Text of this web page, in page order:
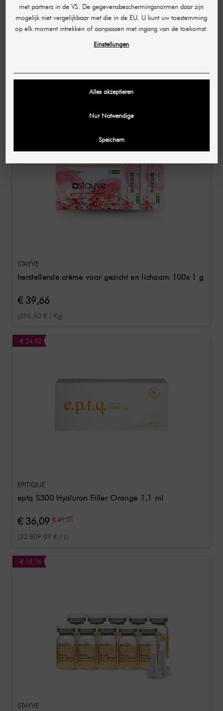
€ 3,04 € 6,09
STAYVE
herstellende crème voor gezicht en lichaam 100x 1 g
€ 39,66
(396,60 € / Kg)
-€ 24,92
EPITIQUE
eptq S300 Hyaluron Filler Orange 1,1 ml
€ 36,09 € 61,01
(32.809,09 € / L)
-€ 15,76
STAYVE
met partners in de VS. De gegevensbeschermingsnormen daar zijn
mogelijk niet vergelijkbaar met die in de EU. U kunt uw toestemming
op elk moment intrekken of aanpassen met ingang van de toekomst.
Einstellungen
Alles akzeptieren
Nur Notwendige
Speichern